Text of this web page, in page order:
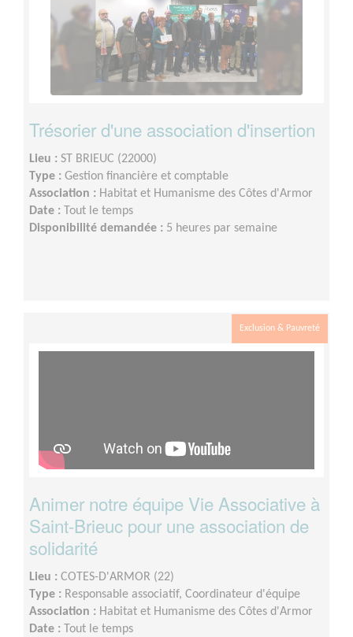
Trésorier d'une association d'insertion
Lieu : ST BRIEUC (22000)
Type : Gestion financière et comptable
Association : Habitat et Humanisme des Côtes d'Armor
Date :
Tout le temps
Disponibilité demandée : 5 heures par semaine
Exclusion & Pauvreté
Animer notre équipe Vie Associative à
Saint-Brieuc pour une association de
solidarité
Lieu : COTES-D'ARMOR (22)
Type : Responsable associatif, Coordinateur d'équipe
Association : Habitat et Humanisme des Côtes d'Armor
Date :
Tout le temps